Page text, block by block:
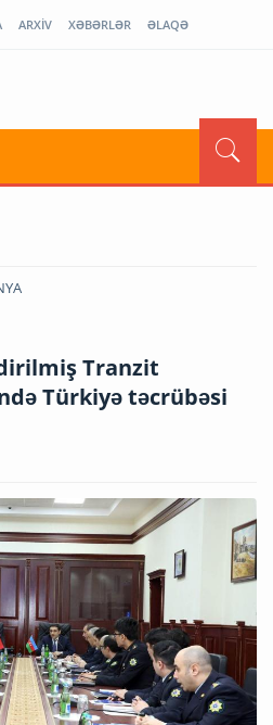
ARXİV XƏBƏRLƏR ƏLAQƏ
Tranzit
Türkiyə təcrübəsi